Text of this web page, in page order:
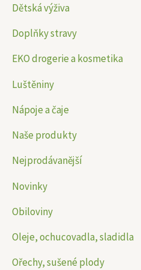
Dětská výživa
Doplňky stravy
EKO drogerie a kosmetika
Luštěniny
Nápoje a čaje
Naše produkty
Nejprodávanější
Novinky
Obiloviny
Oleje, ochucovadla, sladidla
Ořechy, sušené plody